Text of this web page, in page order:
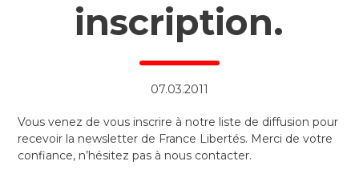
inscription.
07.03.2011
Vous venez de vous inscrire à notre liste de diffusion pour
recevoir la newsletter de France Libertés. Merci de votre
confiance, n’hésitez pas à nous contacter.